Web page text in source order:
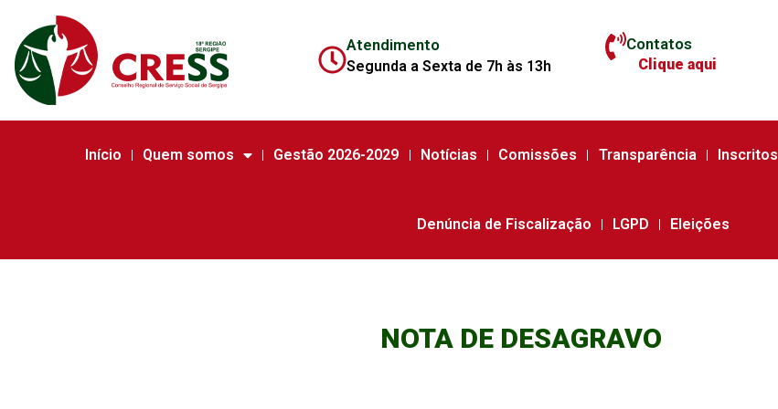
Atendimento
Segunda a Sexta de 7h às 13h
Contatos
Clique aqui
Início Quem somos Gestão 2026-2029 Notícias Comissões Transparência Inscritos
Denúncia de Fiscalização LGPD Eleições
NOTA DE DESAGRAVO